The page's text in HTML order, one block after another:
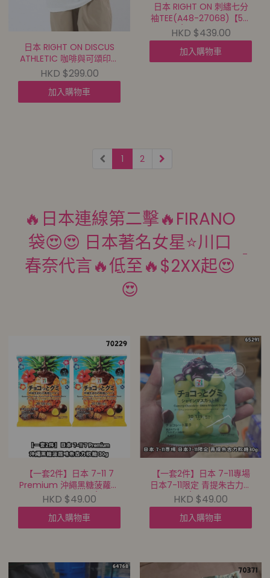
日本 RIGHT ON DISCUS
ATHLETIC 咖啡與可頌印花
涼感TEE(A48-26077)【5
件包郵 | 11/8截單 | 預計9月
中至尾到貨 |
20260806A(70381.)】
HKD $299.00
加入購物車
日本 RIGHT ON 刺繡七分
袖TEE(A48-27068)【5件
包郵 | 11/8截單 | 預計9月中
至尾到貨 |
20260806A(70382.)】
HKD $439.00
加入購物車
1 2
🔥日本連線第二擊🔥FIRANO
袋😍😍 日本著名女星⭐️川口
春奈代言🔥低至🔥$2XX起😍
😍
【一套2件】日本 7-11 7
Premium 沖繩黑糖菠蘿味
朱古力軟糖 30g【8/8截單
| 預計9月中至尾到貨 |
20260805A(70229.)】
HKD $49.00
加入購物車
【一套2件】日本 7-11專場
日本7-11限定 青提朱古力軟
糖30g【8/8截單 | 預計9月
中至尾到貨 |
20260805A(65291.)】
HKD $49.00
加入購物車